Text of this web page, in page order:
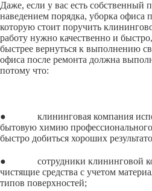
Даже, если у вас есть собственный
наведением порядка, уборка офиса
которую стоит поручить
работу нужно качественно и
быстрее вернуться к выполнению
офиса после ремонта должна
потому что:
● клининговая компания
бытовую химию профессионального
быстро добиться хороших
● сотрудники клининговой
чистящие средства с учетом
типов поверхностей;